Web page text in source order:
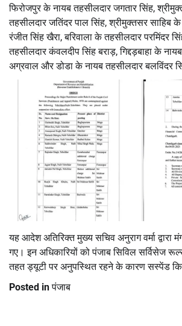
फिरोजपुर के नायब तहसीलदार जगतार सिंह,
तहसीलदार जतिंदर पाल सिंह, श्रीमुक्तसर साहिब
रंजीत सिंह खैरा, बरिवाला के तहसीलदार परमिंदर
तहसीलदार कंवलदीप सिंह बराड़, गिद्दड़बाहा के
अग्रवाल और डोडा के नायब तहसीलदार बलविंदर
यह आदेश अतिरिक्त मुख्य सचिव अनुराग वर्मा द्वारा
गए। इन अधिकारियों को पंजाब सिविल
तहत ड्यूटी पर अनुपस्थित रहने के कारण सस्पेंड
Posted inपंजाब